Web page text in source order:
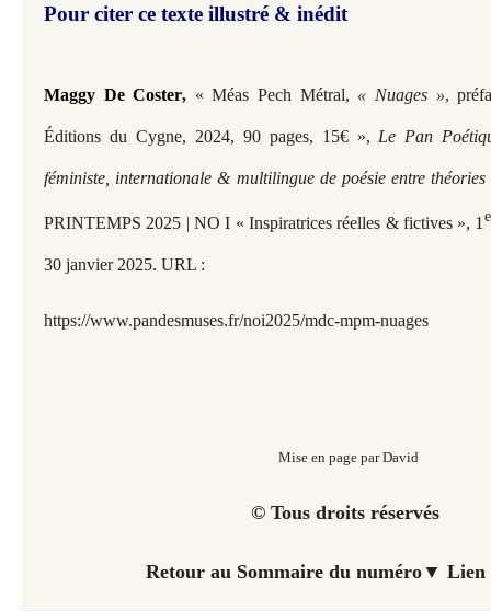
Pour citer ce texte illustré & inédit
Maggy De Coster, « Méas Pech Métral, « Nuages »,
Éditions du Cygne, 2024, 90 pages, 15€ », Le Pan
féministe, internationale & multilingue de poésie entre
PRINTEMPS 2025 | NO I « Inspiratrices réelles & fictives », 1
30 janvier 2025. URL :
https://www.pandesmuses.fr/noi2025/mdc-mpm-nuages
Mise en page par David
© Tous droits réservés
Retour au Sommaire du numéro▼ Lien